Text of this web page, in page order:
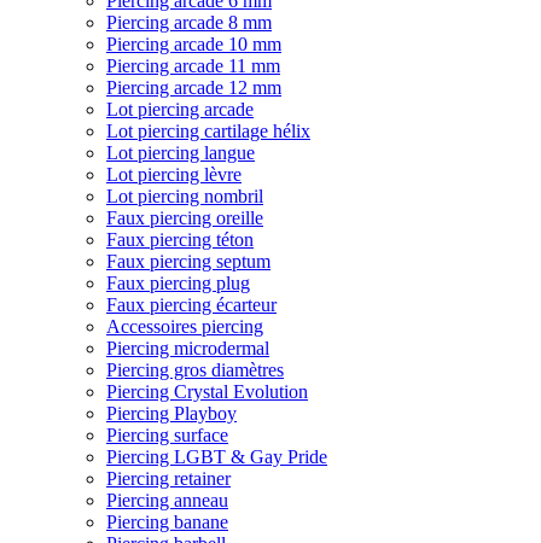
Piercing arcade 8 mm
Piercing arcade 10 mm
Piercing arcade 11 mm
Piercing arcade 12 mm
Lot piercing arcade
Lot piercing cartilage hélix
Lot piercing langue
Lot piercing lèvre
Lot piercing nombril
Faux piercing oreille
Faux piercing téton
Faux piercing septum
Faux piercing plug
Faux piercing écarteur
Accessoires piercing
Piercing microdermal
Piercing gros diamètres
Piercing Crystal Evolution
Piercing Playboy
Piercing surface
Piercing LGBT & Gay Pride
Piercing retainer
Piercing anneau
Piercing banane